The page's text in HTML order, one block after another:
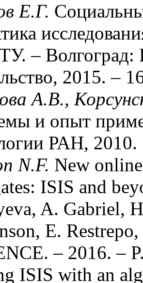
Е.Г.
– Волгоград:
2015. –
А.В.,
и опыт
РАН, 2010.
N.F. New
ISIS and
A. Gabriel,
E.
– 2016. –
ISIS with an